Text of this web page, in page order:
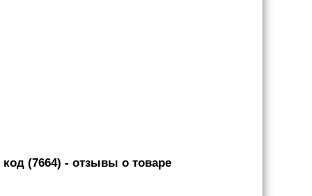
(7664) - отзывы о товаре